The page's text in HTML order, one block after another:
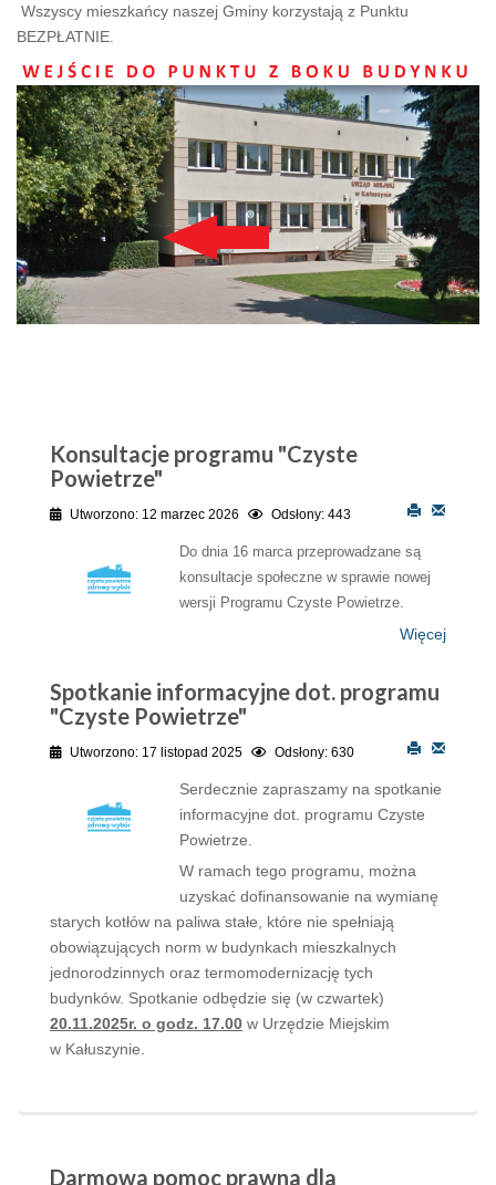
Wszyscy mieszkańcy naszej Gminy korzystają z Punktu
BEZPŁATNIE.
Konsultacje programu "Czyste
Powietrze"
Utworzono: 12 marzec 2026 Odsłony: 443
Do dnia 16 marca przeprowadzane są
konsultacje społeczne w sprawie nowej
wersji Programu Czyste Powietrze.
Więcej
Spotkanie informacyjne dot. programu
"Czyste Powietrze"
Utworzono: 17 listopad 2025 Odsłony: 630
Serdecznie zapraszamy na spotkanie
informacyjne dot. programu Czyste
Powietrze.
W ramach tego programu, można
uzyskać dofinansowanie na wymianę
starych kotłów na paliwa stałe, które nie spełniają
obowiązujących norm w budynkach mieszkalnych
jednorodzinnych oraz termomodernizację tych
budynków. Spotkanie odbędzie się (w czwartek)
20.11.2025r. o godz. 17.00 w Urzędzie Miejskim
w Kałuszynie.
Darmowa pomoc prawna dla